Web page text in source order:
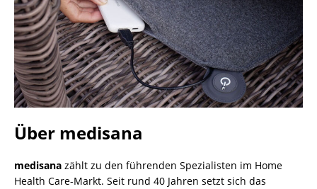
Über medisana
medisana zählt zu den führenden Spezialisten im Home
Health Care-Markt. Seit rund 40 Jahren setzt sich das